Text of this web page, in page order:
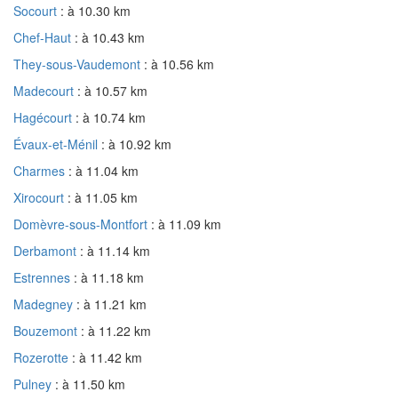
Socourt : à 10.30 km
Chef-Haut : à 10.43 km
They-sous-Vaudemont : à 10.56 km
Madecourt : à 10.57 km
Hagécourt : à 10.74 km
Évaux-et-Ménil : à 10.92 km
Charmes : à 11.04 km
Xirocourt : à 11.05 km
Domèvre-sous-Montfort : à 11.09 km
Derbamont : à 11.14 km
Estrennes : à 11.18 km
Madegney : à 11.21 km
Bouzemont : à 11.22 km
Rozerotte : à 11.42 km
Pulney : à 11.50 km